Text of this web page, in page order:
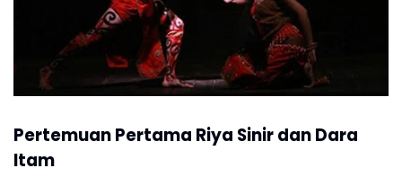
Pertemuan Pertama Riya Sinir dan Dara
Itam